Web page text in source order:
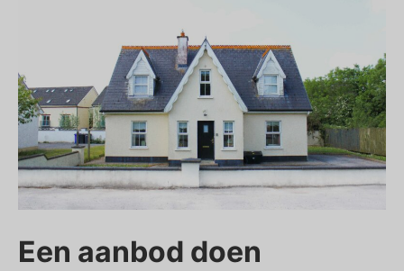
Een aanbod doen